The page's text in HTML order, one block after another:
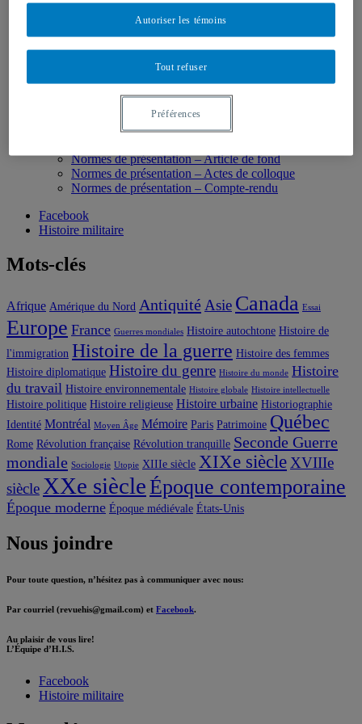
6 | Édition JMF 2023
5 | Édition JMF 2022
2 | Édition JMF 2018
1 | Édition JMF 2017
Comptes-rendus
Soumettre un article
Normes de présentation – Article de fond
Normes de présentation – Actes de colloque
Normes de présentation – Compte-rendu
Facebook
Histoire militaire
Mots-clés
Afrique Amérique du Nord Antiquité Asie Canada Essai
Europe France Guerres mondiales Histoire autochtone Histoire de
l'immigration Histoire de la guerre Histoire des femmes
Histoire diplomatique Histoire du genre Histoire du monde Histoire
du travail Histoire environnementale Histoire globale Histoire intellectuelle
Histoire politique Histoire religieuse Histoire urbaine Historiographie
Identité Montréal Moyen Âge Mémoire Paris Patrimoine Québec
Rome Révolution française Révolution tranquille Seconde Guerre
mondiale Sociologie Utopie XIIIe siècle XIXe siècle XVIIIe
siècle XXe siècle Époque contemporaine
Époque moderne Époque médiévale États-Unis
Nous joindre
Pour toute question, n’hésitez pas à communiquer avec nous:
Par courriel (revuehis@gmail.com) et Facebook.
Au plaisir de vous lire!
L’Équipe d’H.I.S.
Facebook
Histoire militaire
Tout refuser
Autoriser les témoins
Préférences